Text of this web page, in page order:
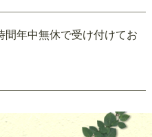
間年中無休で受け付けてお